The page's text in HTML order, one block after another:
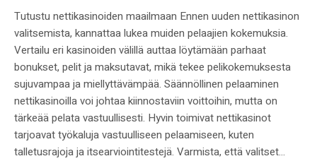
Tutustu nettikasinoiden maailmaan Ennen uuden nettikasinon
valitsemista, kannattaa lukea muiden pelaajien kokemuksia.
Vertailu eri kasinoiden välillä auttaa löytämään parhaat
bonukset, pelit ja maksutavat, mikä tekee pelikokemuksesta
sujuvampaa ja miellyttävämpää. Säännöllinen pelaaminen
nettikasinoilla voi johtaa kiinnostaviin voittoihin, mutta on
tärkeää pelata vastuullisesti. Hyvin toimivat nettikasinot
tarjoavat työkaluja vastuulliseen pelaamiseen, kuten
talletusrajoja ja itsearviointitestejä. Varmista, että valitset...